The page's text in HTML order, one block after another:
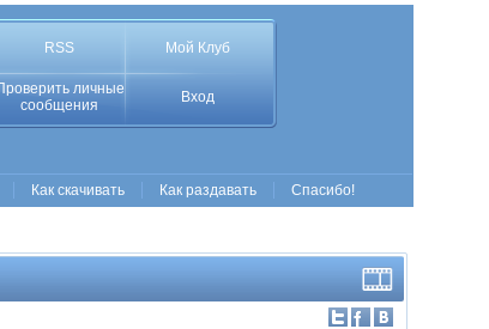
RSS Мой Клуб
личные
сообщения
Вход
Как скачивать Как раздавать Спасибо!